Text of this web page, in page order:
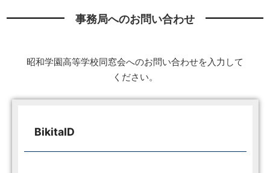
事務局へのお問い合わせ
昭和学園高等学校同窓会へのお問い合わせを入力して
ください。
BikitaID